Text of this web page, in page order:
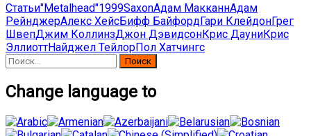
Статьи"Metalhead"1999SaxonАдам МакканнАдам
РейнджерАлекс ХейсБифф БайфордГари КлейдонГрег
ШвепДжим КоллинзДжон ДэвидсонКрис ДауниКрис
ЭллиоттНайджел ТейлорПол Хатчингс
Найти:
Change language to